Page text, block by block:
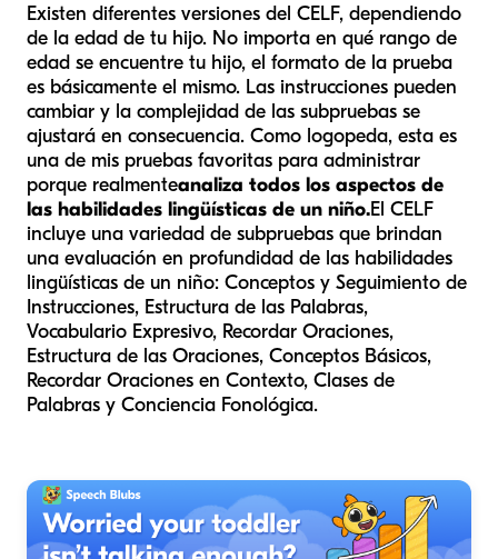
Existen diferentes versiones del CELF, dependiendo
de la edad de tu hijo. No importa en qué rango de
edad se encuentre tu hijo, el formato de la prueba
es básicamente el mismo. Las instrucciones pueden
cambiar y la complejidad de las subpruebas se
ajustará en consecuencia. Como logopeda, esta es
una de mis pruebas favoritas para administrar
porque realmenteanaliza todos los aspectos de
las habilidades lingüísticas de un niño.El CELF
incluye una variedad de subpruebas que brindan
una evaluación en profundidad de las habilidades
lingüísticas de un niño: Conceptos y Seguimiento de
Instrucciones, Estructura de las Palabras,
Vocabulario Expresivo, Recordar Oraciones,
Estructura de las Oraciones, Conceptos Básicos,
Recordar Oraciones en Contexto, Clases de
Palabras y Conciencia Fonológica.